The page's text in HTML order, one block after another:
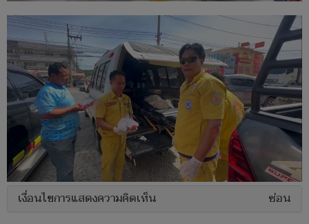
เงื่อนไขการแสดงความคิดเห็น ซ่อน